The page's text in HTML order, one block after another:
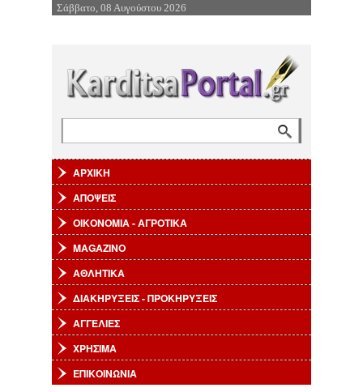
Επιστροφή στην Πλοήγηση
Σάββατο, 08 Αυγούστου 2026
ΑΡΧΙΚΗ
ΑΠΟΨΕΙΣ
ΟΙΚΟΝΟΜΙΑ - ΑΓΡΟΤΙΚΑ
MAGAZINO
ΑΘΛΗΤΙΚΑ
ΔΙΑΚΗΡΥΞΕΙΣ - ΠΡΟΚΗΡΥΞΕΙΣ
ΑΓΓΕΛΙΕΣ
ΧΡΗΣΙΜΑ
ΕΠΙΚΟΙΝΩΝΙΑ